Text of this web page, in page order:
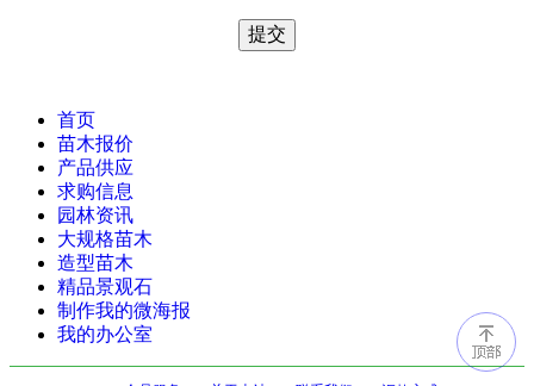
首页
苗木报价
产品供应
求购信息
园林资讯
大规格苗木
造型苗木
精品景观石
制作我的微海报
我的办公室